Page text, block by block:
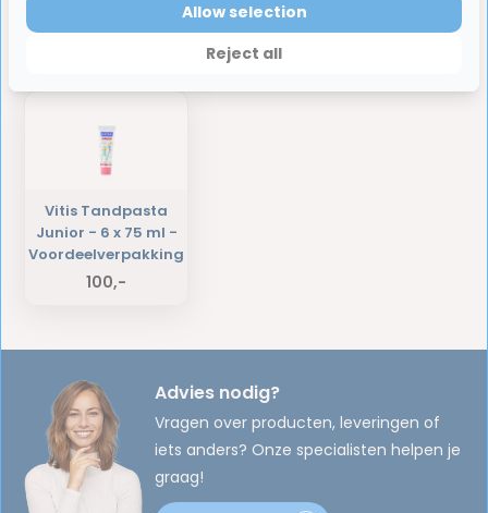
Laatst bekeken producten
Vitis Tandpasta
Junior - 6 x 75 ml -
Voordeelverpakking
100,-
Advies nodig?
Vragen over producten, leveringen of
iets anders? Onze specialisten helpen je
graag!
Reject all
Allow selection